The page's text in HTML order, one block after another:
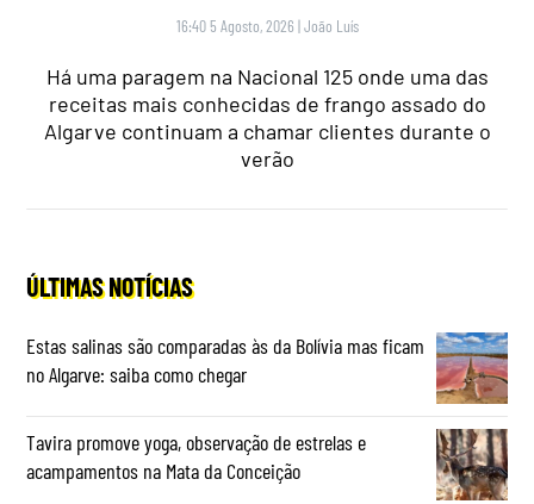
16:40 5 Agosto, 2026 |João Luís
Há uma paragem na Nacional 125 onde uma das
receitas mais conhecidas de frango assado do
Algarve continuam a chamar clientes durante o
verão
ÚLTIMAS NOTÍCIAS
Estas salinas são comparadas às da Bolívia mas ficam
no Algarve: saiba como chegar
Tavira promove yoga, observação de estrelas e
acampamentos na Mata da Conceição